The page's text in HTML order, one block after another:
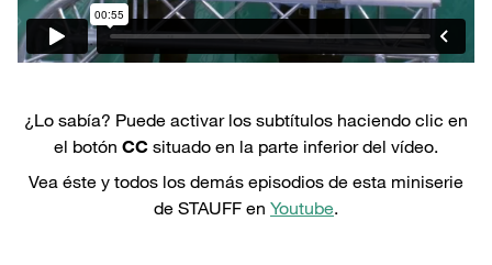
¿Lo sabía? Puede activar los subtítulos haciendo clic en
el botón CC situado en la parte inferior del vídeo.
Vea éste y todos los demás episodios de esta miniserie
de STAUFF en Youtube.